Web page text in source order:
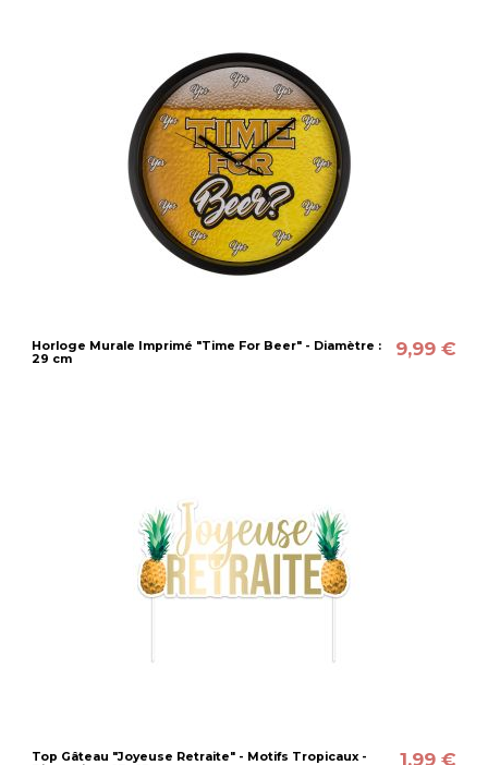
Horloge Murale Imprimé "Time For Beer" - Diamètre :
29 cm
9,99 €
Top Gâteau "Joyeuse Retraite" - Motifs Tropicaux -
1,99 €